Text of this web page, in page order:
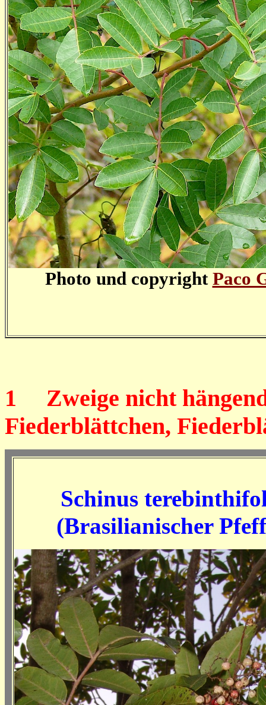
Photo und copyright Paco
1 Zweige nicht
Fiederblättchen,
Schinus
(Brasilianischer